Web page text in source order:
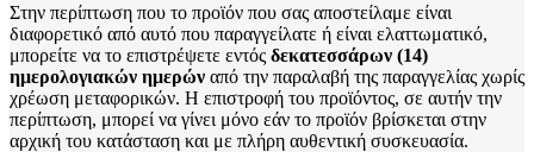
Στην περίπτωση που το προϊόν που σας αποστείλαμε είναι
διαφορετικό από αυτό που παραγγείλατε ή είναι ελαττωματικό,
μπορείτε να το επιστρέψετε εντός δεκατεσσάρων (14)
ημερολογιακών ημερών από την παραλαβή της παραγγελίας χωρίς
χρέωση μεταφορικών. Η επιστροφή του προϊόντος, σε αυτήν την
περίπτωση, μπορεί να γίνει μόνο εάν το προϊόν βρίσκεται στην
αρχική του κατάσταση και με πλήρη αυθεντική συσκευασία.